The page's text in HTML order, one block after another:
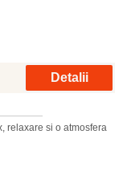
Detalii
relaxare si o atmosfera